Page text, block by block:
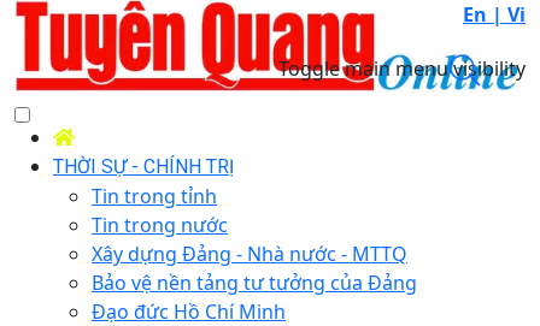
En | Vi
Toggle main menu visibility
THỜI SỰ - CHÍNH TRỊ
Tin trong tỉnh
Tin trong nước
Xây dựng Đảng - Nhà nước - MTTQ
Bảo vệ nền tảng tư tưởng của Đảng
Đạo đức Hồ Chí Minh